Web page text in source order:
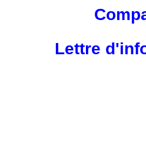
Lettre